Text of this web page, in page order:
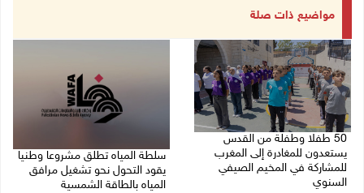
مواضيع ذات صلة
50 طفلا وطفلة من القدس
يستعدون للمغادرة إلى المغرب
للمشاركة في المخيم الصيفي
السنوي
سلطة المياه تطلق مشروعا وطنيا
يقود التحول نحو تشغيل مرافق
المياه بالطاقة الشمسية